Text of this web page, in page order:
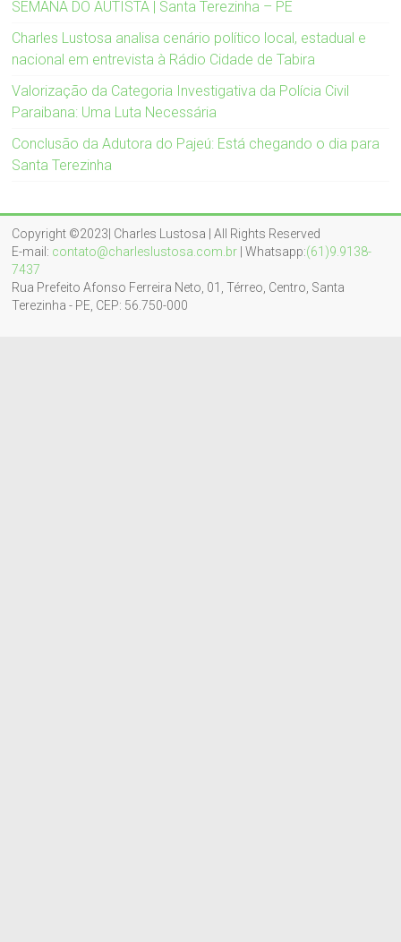
SEMANA DO AUTISTA | Santa Terezinha – PE
Charles Lustosa analisa cenário político local, estadual e
nacional em entrevista à Rádio Cidade de Tabira
Valorização da Categoria Investigativa da Polícia Civil
Paraibana: Uma Luta Necessária
Conclusão da Adutora do Pajeú: Está chegando o dia para
Santa Terezinha
Copyright ©2023| Charles Lustosa | All Rights Reserved
E-mail: contato@charleslustosa.com.br | Whatsapp:(61)9.9138-
7437
Rua Prefeito Afonso Ferreira Neto, 01, Térreo, Centro, Santa
Terezinha - PE, CEP: 56.750-000